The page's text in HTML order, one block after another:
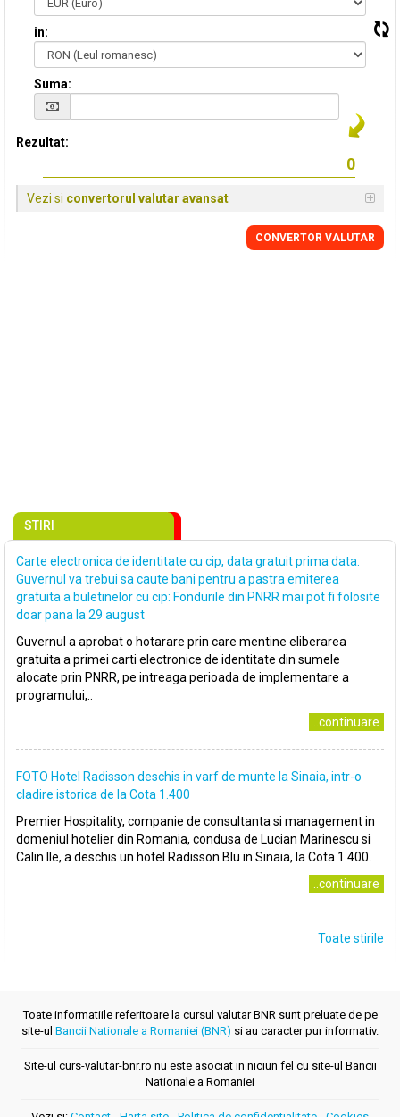
in:
Suma:
Rezultat:
Vezi si convertorul valutar avansat
CONVERTOR VALUTAR
STIRI
Carte electronica de identitate cu cip, data gratuit prima data.
Guvernul va trebui sa caute bani pentru a pastra emiterea
gratuita a buletinelor cu cip: Fondurile din PNRR mai pot fi folosite
doar pana la 29 august
Guvernul a aprobat o hotarare prin care mentine eliberarea
gratuita a primei carti electronice de identitate din sumele
alocate prin PNRR, pe intreaga perioada de implementare a
programului,..
..continuare
FOTO Hotel Radisson deschis in varf de munte la Sinaia, intr-o
cladire istorica de la Cota 1.400
Premier Hospitality, companie de consultanta si management in
domeniul hotelier din Romania, condusa de Lucian Marinescu si
Calin Ile, a deschis un hotel Radisson Blu in Sinaia, la Cota 1.400.
..continuare
Toate stirile
Toate informatiile referitoare la cursul valutar BNR sunt preluate de pe
site-ul Bancii Nationale a Romaniei (BNR) si au caracter pur informativ.
Site-ul curs-valutar-bnr.ro nu este asociat in niciun fel cu site-ul Bancii
Nationale a Romaniei